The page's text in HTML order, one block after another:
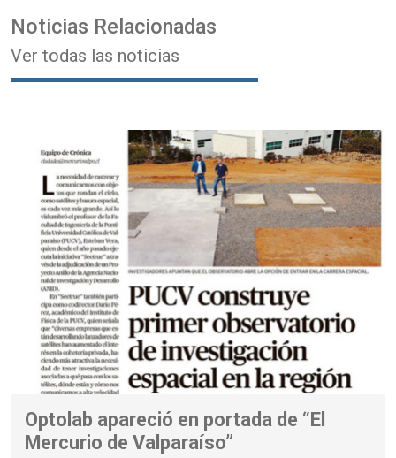
Noticias Relacionadas
Ver todas las noticias
Optolab apareció en portada de “El
Mercurio de Valparaíso”